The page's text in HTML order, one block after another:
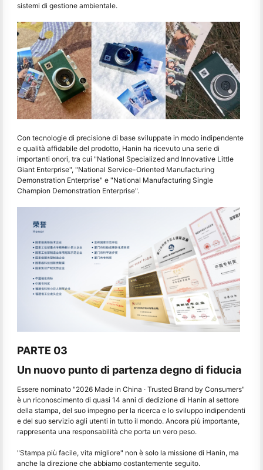
sistemi di gestione ambientale.
Con tecnologie di precisione di base sviluppate in modo indipendente
e qualità affidabile del prodotto, Hanin ha ricevuto una serie di
importanti onori, tra cui "National Specialized and Innovative Little
Giant Enterprise", "National Service-Oriented Manufacturing
Demonstration Enterprise" e "National Manufacturing Single
Champion Demonstration Enterprise".
PARTE 03
Un nuovo punto di partenza degno di fiducia
Essere nominato "2026 Made in China · Trusted Brand by Consumers"
è un riconoscimento di quasi 14 anni di dedizione di Hanin al settore
della stampa, del suo impegno per la ricerca e lo sviluppo indipendenti
e del suo servizio agli utenti in tutto il mondo. Ancora più importante,
rappresenta una responsabilità che porta un vero peso.
"Stampa più facile, vita migliore" non è solo la missione di Hanin, ma
anche la direzione che abbiamo costantemente seguito.